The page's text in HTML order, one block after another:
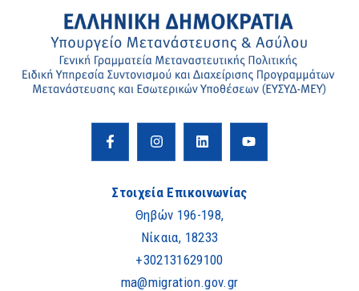
Στοιχεία Επικοινωνίας
Θηβών 196-198,
Νίκαια, 18233
+302131629100
ma@migration.gov.gr